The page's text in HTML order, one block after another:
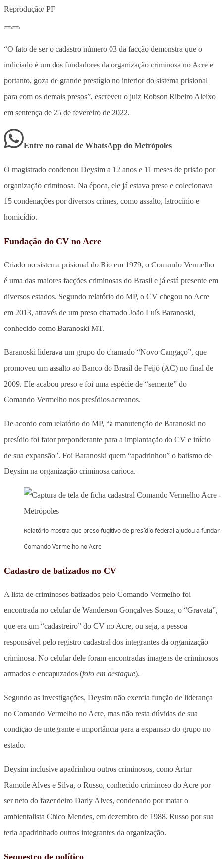
Reprodução/ PF
“O fato de ser o cadastro número 03 da facção demonstra que o
indiciado é um dos fundadores da organização criminosa no Acre e
portanto, goza de grande prestígio no interior do sistema prisional
para com os demais presos”, escreveu o juiz Robson Ribeiro Aleixo
em sentença de 25 de fevereiro de 2022.
Entre no canal de WhatsApp do Metrópoles
O magistrado condenou Deysim a 12 anos e 11 meses de prisão por
organização criminosa. Na época, ele já estava preso e colecionava
15 condenações por diversos crimes, como assalto, latrocínio e
homicídio.
Fundação do CV no Acre
Criado no sistema prisional do Rio em 1979, o Comando Vermelho
é uma das maiores facções criminosas do Brasil e já está presente em
diversos estados. Segundo relatório do MP, o CV chegou no Acre
em 2013, através de um preso chamado João Luís Baranoski,
conhecido como Baranoski MT.
Baranoski liderava um grupo do chamado “Novo Cangaço”, que
promoveu um assalto ao Banco do Brasil de Feijó (AC) no final de
2009. Ele acabou preso e foi uma espécie de “semente” do
Comando Vermelho nos presídios acreanos.
De acordo com relatório do MP, “a manutenção de Baranoski no
presídio foi fator preponderante para a implantação do CV e início
de sua expansão”. Foi Baranoski quem “apadrinhou” o batismo de
Deysim na organização criminosa carioca.
Relatório mostra que preso fugitivo de presídio federal ajudou a fundar
Comando Vermelho no Acre
Cadastro de batizados no CV
A lista de criminosos batizados pelo Comando Vermelho foi
encontrada no celular de Wanderson Gonçalves Souza, o “Gravata”,
que era um “cadastreiro” do CV no Acre, ou seja, a pessoa
responsável pelo registro cadastral dos integrantes da organização
criminosa. No celular dele foram encontradas imagens de criminosos
armados e encapuzados (foto em destaque).
Segundo as investigações, Deysim não exercia função de liderança
no Comando Vermelho no Acre, mas não resta dúvidas de sua
condição de integrante e importância para a expansão do grupo no
estado.
Deysim inclusive apadrinhou outros criminosos, como Artur
Ramoile Alves e Silva, o Russo, conhecido criminoso do Acre por
ser neto do fazendeiro Darly Alves, condenado por matar o
ambientalista Chico Mendes, em dezembro de 1988. Russo por sua
teria apadrinhado outros integrantes da organização.
Sequestro de político